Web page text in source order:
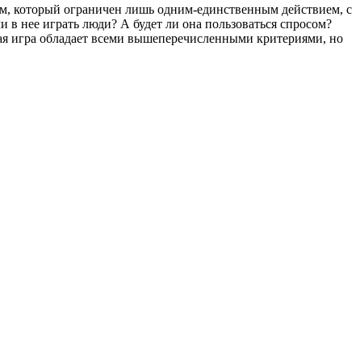
который ограничен лишь одним-единственным действием, с
нее играть люди? А будет ли она пользоваться спросом?
игра обладает всеми вышеперечисленными критериями, но